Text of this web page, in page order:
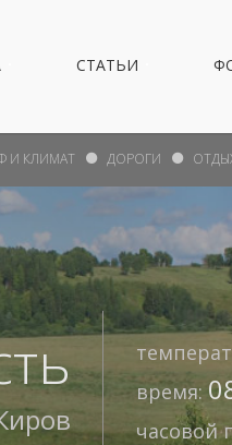
СТАТЬИ
время:
часовой
И КЛИМАТ ДОРОГИ